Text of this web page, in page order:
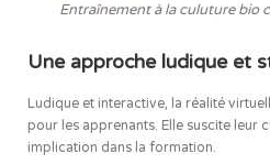
Entraînement à la culuture bio
Une approche ludique et
Ludique et interactive, la réalité
pour les apprenants. Elle suscite leur
implication dans la formation.